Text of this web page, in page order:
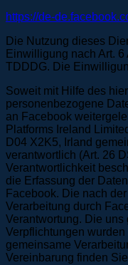
https://de-
Die Nutzung dieses
Einwilligung nach Art.
TDDDG. Die
Soweit mit Hilfe des
personenbezogene
an Facebook
Platforms Ireland
D04 X2K5, Irland
verantwortlich (Art. 26
Verantwortlichkeit
die Erfassung der
Facebook. Die nach
Verarbeitung durch
Verantwortung. Die
Verpflichtungen
gemeinsame
Vereinbarung finden